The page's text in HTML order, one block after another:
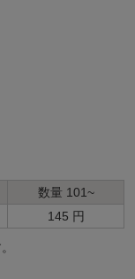
数量 101~
145 円